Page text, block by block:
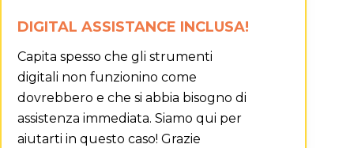
DIGITAL ASSISTANCE INCLUSA!
Capita spesso che gli strumenti
digitali non funzionino come
dovrebbero e che si abbia bisogno di
assistenza immediata. Siamo qui per
aiutarti in questo caso! Grazie